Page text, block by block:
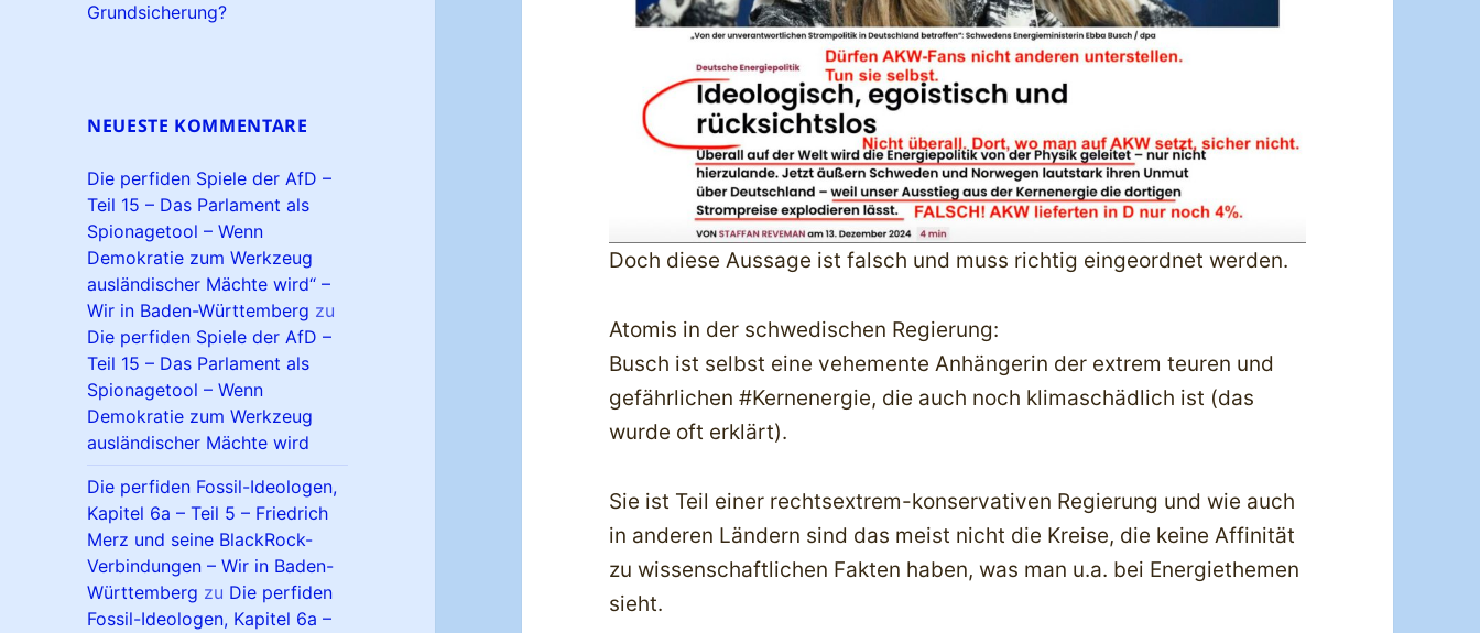
Grundsicherung?
NEUESTE KOMMENTARE
Die perfiden Spiele der AfD –
Teil 15 – Das Parlament als
Spionagetool – Wenn
Demokratie zum Werkzeug
ausländischer Mächte wird“ –
Wir in Baden-Württemberg zu
Die perfiden Spiele der AfD –
Teil 15 – Das Parlament als
Spionagetool – Wenn
Demokratie zum Werkzeug
ausländischer Mächte wird
Die perfiden Fossil-Ideologen,
Kapitel 6a – Teil 5 – Friedrich
Merz und seine BlackRock-
Verbindungen – Wir in Baden-
Württemberg zu Die perfiden
Fossil-Ideologen, Kapitel 6a –
Doch diese Aussage ist falsch und muss richtig eingeordnet werden.
Atomis in der schwedischen Regierung:
Busch ist selbst eine vehemente Anhängerin der extrem teuren und
gefährlichen #Kernenergie, die auch noch klimaschädlich ist (das
wurde oft erklärt).
Sie ist Teil einer rechtsextrem-konservativen Regierung und wie auch
in anderen Ländern sind das meist nicht die Kreise, die keine Affinität
zu wissenschaftlichen Fakten haben, was man u.a. bei Energiethemen
sieht.